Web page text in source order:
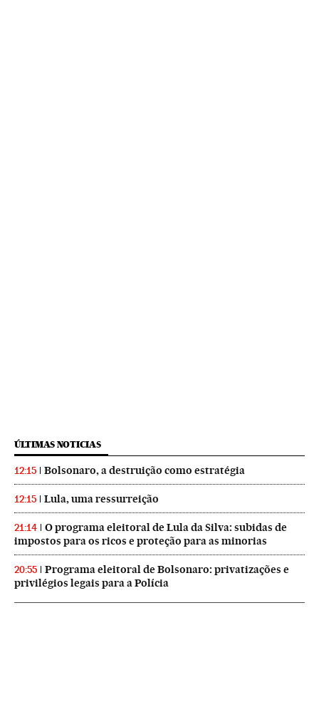
ÚLTIMAS NOTICIAS
12:15 Bolsonaro, a destruição como estratégia
12:15 Lula, uma ressurreição
21:14
O programa eleitoral de Lula da Silva: subidas de
impostos para os ricos e proteção para as minorias
20:55
Programa eleitoral de Bolsonaro: privatizações e
privilégios legais para a Polícia